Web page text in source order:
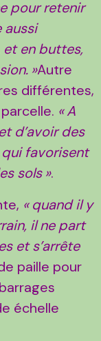
pour retenir
aussi
en buttes,
»Autre
différentes,
«A
d’avoir des
favorisent
sols ».
« quand il y
il ne part
et s’arrête
paille pour
échelle